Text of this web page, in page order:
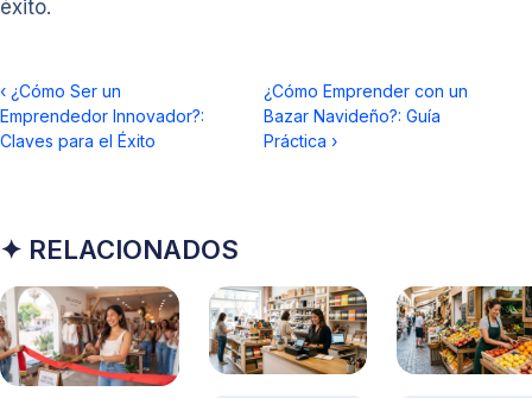
éxito.
‹ ¿Cómo Ser un
Emprendedor Innovador?:
Claves para el Éxito
¿Cómo Emprender con un
Bazar Navideño?: Guía
Práctica ›
✦ RELACIONADOS